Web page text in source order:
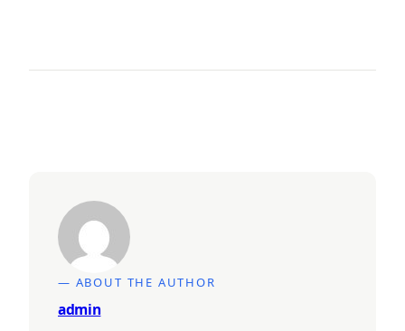
— ABOUT THE AUTHOR
admin